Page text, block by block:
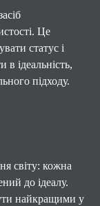
Це
статус і
в ідеальність,
підходу.
світу: кожна
до ідеалу.
найкращими у